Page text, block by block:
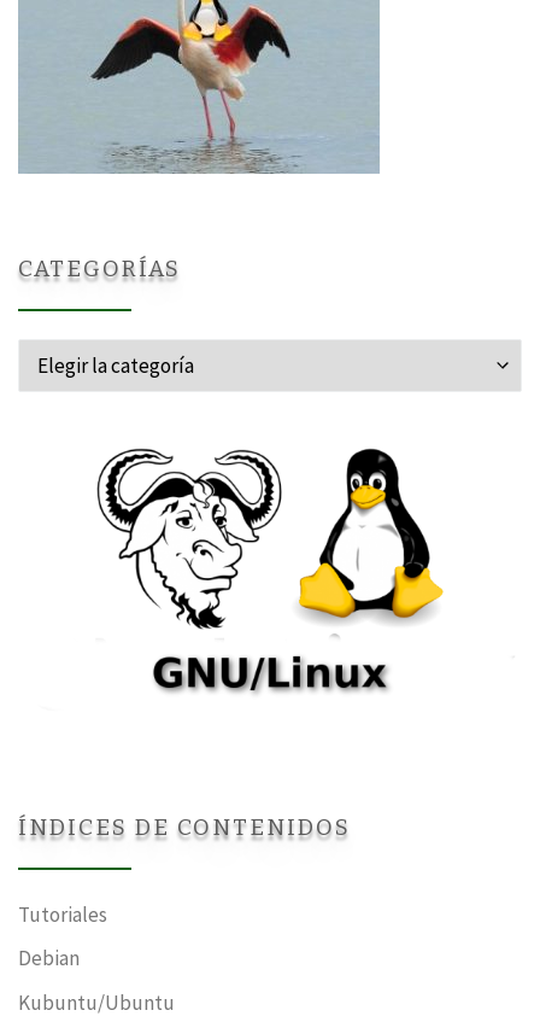
CATEGORÍAS
Categorías
ÍNDICES DE CONTENIDOS
Tutoriales
Debian
Kubuntu/Ubuntu